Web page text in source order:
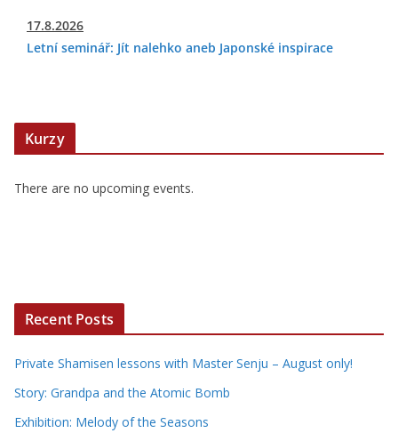
17.8.2026
Letní seminář: Jít nalehko aneb Japonské inspirace
Kurzy
There are no upcoming events.
Recent Posts
Private Shamisen lessons with Master Senju – August only!
Story: Grandpa and the Atomic Bomb
Exhibition: Melody of the Seasons